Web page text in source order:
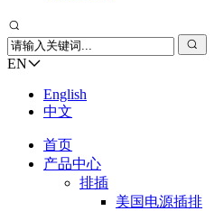
EN
English
中文
首页
产品中心
排插
美国电源插排